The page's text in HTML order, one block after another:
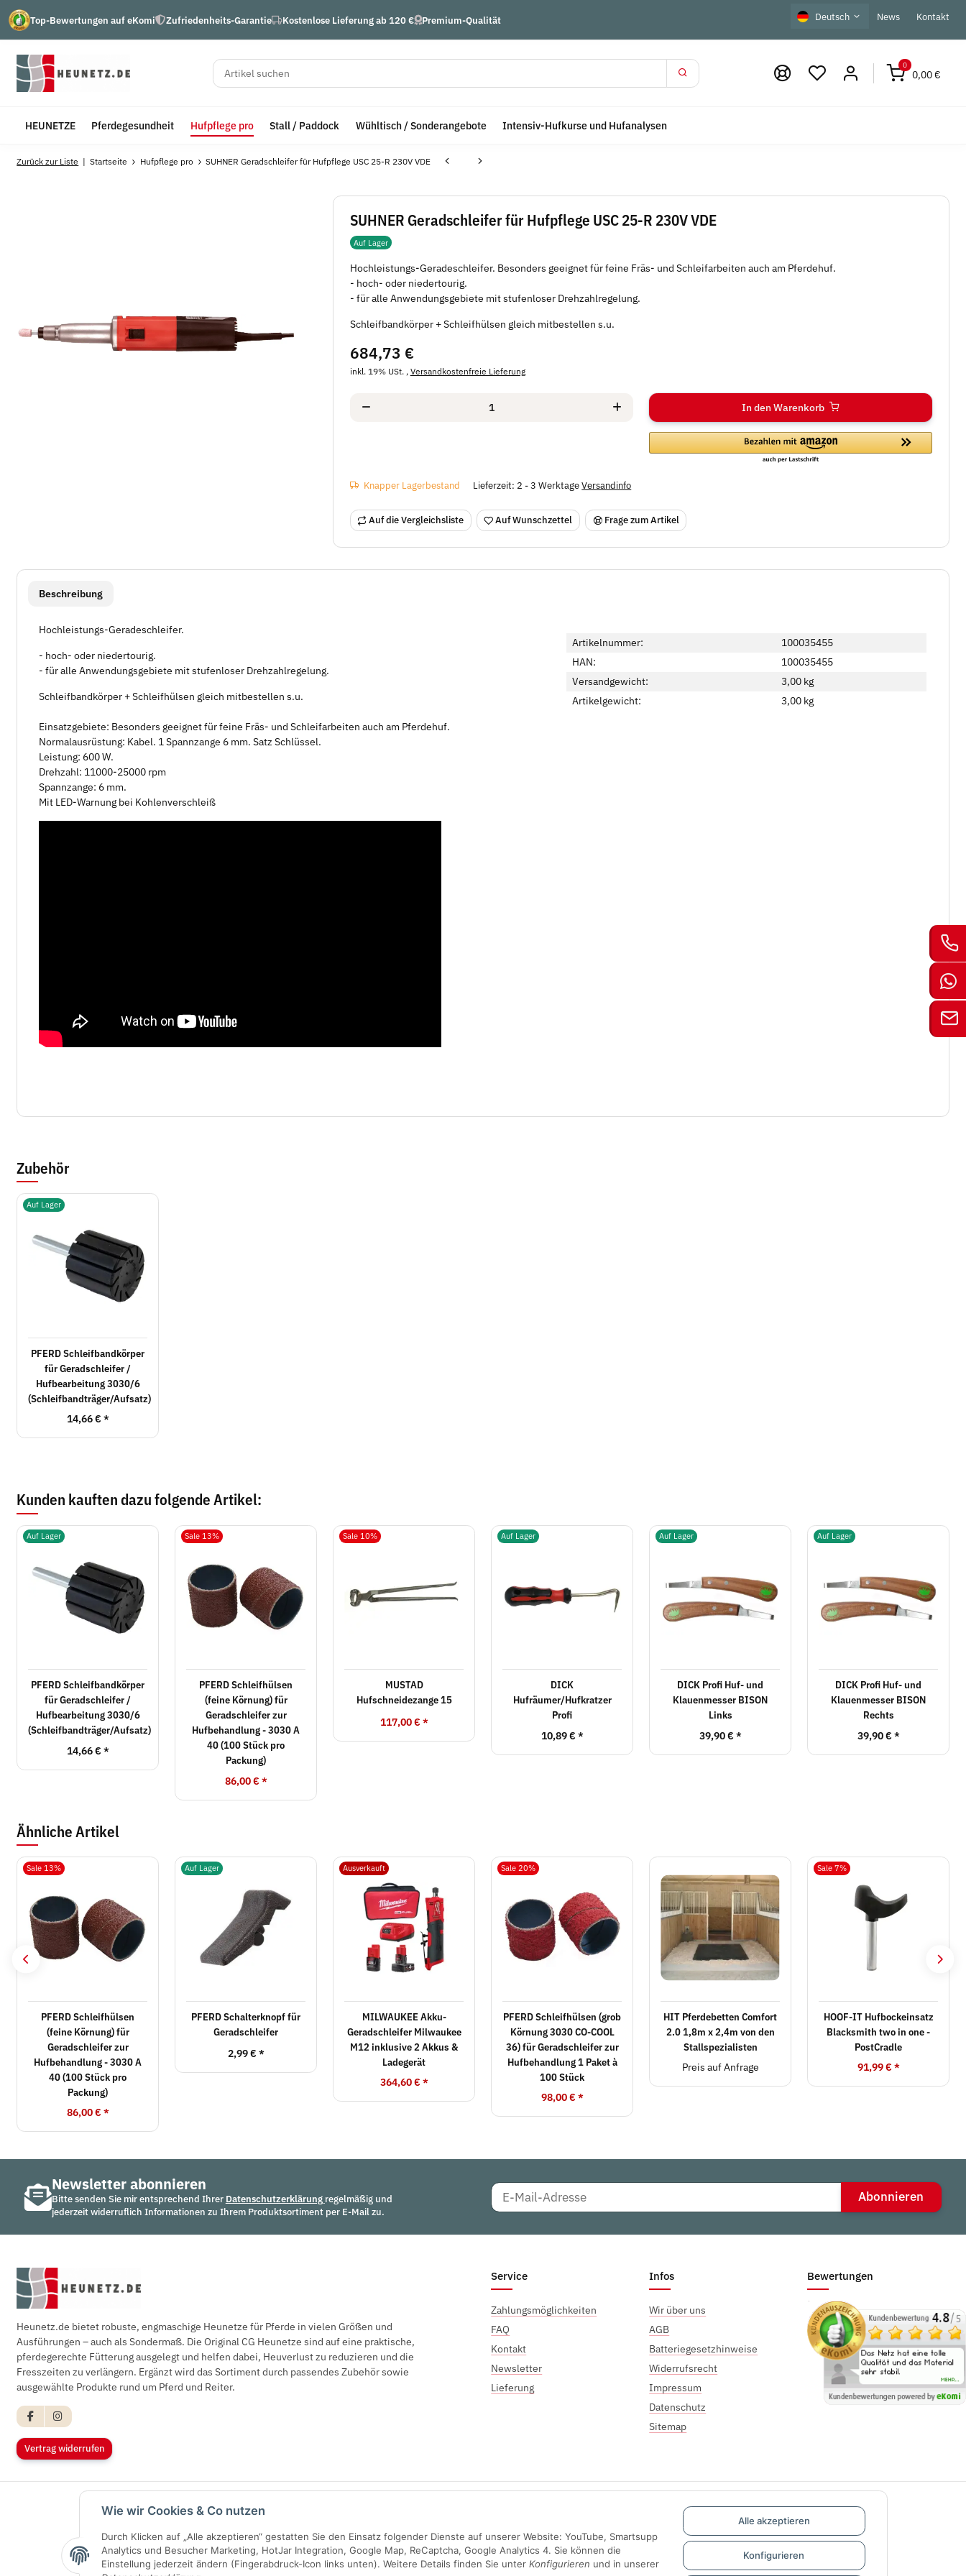
Wie wir Cookies & Co nutzen
Durch Klicken auf „Alle akzeptieren“ gestatten Sie den Einsatz folgender Dienste auf unserer Website: YouTube, Smartsupp
Analytics und Besucher Marketing, HotJar Integration, Google Map, ReCaptcha, Google Analytics 4. Sie können die
Einstellung jederzeit ändern (Fingerabdruck-Icon links unten). Weitere Details finden Sie unter Konfigurieren und in unserer
Alle akzeptieren
Konfigurieren
Deutsch News Kontakt
Top-Bewertungen auf eKomi Zufriedenheits-Garantie Kostenlose Lieferung ab 120 € Premium-Qualität
0
0,00 €
HEUNETZE Pferdegesundheit Hufpflege pro Stall / Paddock Wühltisch / Sonderangebote Intensiv-Hufkurse und Hufanalysen
Zurück zur Liste Startseite Hufpflege pro SUHNER Geradschleifer für Hufpflege USC 25-R 230V VDE
SUHNER Geradschleifer für Hufpflege USC 25-R 230V VDE
Auf Lager
Hochleistungs-Geradeschleifer. Besonders geeignet für feine Fräs- und Schleifarbeiten auch am Pferdehuf.
- hoch- oder niedertourig.
- für alle Anwendungsgebiete mit stufenloser Drehzahlregelung.
Schleifbandkörper + Schleifhülsen gleich mitbestellen s.u.
684,73 €
inkl. 19% USt. , Versandkostenfreie Lieferung
In den Warenkorb
Knapper Lagerbestand Lieferzeit: 2 - 3 WerktageVersandinfo
Auf die Vergleichsliste Auf Wunschzettel Frage zum Artikel
weitere Registerkarten anzeigen
Beschreibung
Hochleistungs-Geradeschleifer.
- hoch- oder niedertourig.
- für alle Anwendungsgebiete mit stufenloser Drehzahlregelung.
Schleifbandkörper + Schleifhülsen gleich mitbestellen s.u.
Einsatzgebiete: Besonders geeignet für feine Fräs- und Schleifarbeiten auch am Pferdehuf.
Normalausrüstung: Kabel. 1 Spannzange 6 mm. Satz Schlüssel.
Leistung: 600 W.
Drehzahl: 11000-25000 rpm
Spannzange: 6 mm.
Mit LED-Warnung bei Kohlenverschleiß
Artikelnummer:
100035455
HAN:
100035455
Versandgewicht:
3,00 kg
Artikelgewicht:
3,00 kg
Zubehör
Auf Lager
PFERD Schleifbandkörper
für Geradschleifer /
Hufbearbeitung 3030/6
(Schleifbandträger/Aufsatz)
14,66 € *
Kunden kauften dazu folgende Artikel:
Auf Lager
PFERD Schleifbandkörper
für Geradschleifer /
Hufbearbeitung 3030/6
(Schleifbandträger/Aufsatz)
14,66 € *
Sale 13%
PFERD Schleifhülsen
(feine Körnung) für
Geradschleifer zur
Hufbehandlung - 3030 A
40 (100 Stück pro
Packung)
86,00 € *
Sale 10%
MUSTAD
Hufschneidezange 15
117,00 € *
Auf Lager
DICK
Hufräumer/Hufkratzer
Profi
10,89 € *
Auf Lager
DICK Profi Huf- und
Klauenmesser BISON
Links
39,90 € *
Auf Lager
DICK Profi Huf- und
Klauenmesser BISON
Rechts
39,90 € *
Ähnliche Artikel
Sale 13%
PFERD Schleifhülsen
(feine Körnung) für
Geradschleifer zur
Hufbehandlung - 3030 A
40 (100 Stück pro
Packung)
86,00 € *
Auf Lager
PFERD Schalterknopf für
Geradschleifer
2,99 € *
Ausverkauft
MILWAUKEE Akku-
Geradschleifer Milwaukee
M12 inklusive 2 Akkus &
Ladegerät
364,60 € *
Sale 20%
PFERD Schleifhülsen (grob
Körnung 3030 CO-COOL
36) für Geradschleifer zur
Hufbehandlung 1 Paket à
100 Stück
98,00 € *
HIT Pferdebetten Comfort
2.0 1,8m x 2,4m von den
Stallspezialisten
Preis auf Anfrage
Sale 7%
HOOF-IT Hufbockeinsatz
Blacksmith two in one -
PostCradle
91,99 € *
Newsletter abonnieren
Bitte senden Sie mir entsprechend Ihrer Datenschutzerklärung regelmäßig und
jederzeit widerruflich Informationen zu Ihrem Produktsortiment per E-Mail zu.
Abonnieren
Heunetz.de bietet robuste, engmaschige Heunetze für Pferde in vielen Größen und
Ausführungen – auch als Sondermaß. Die Original CG Heunetze sind auf eine praktische,
pferdegerechte Fütterung ausgelegt und helfen dabei, Heuverlust zu reduzieren und die
Fresszeiten zu verlängern. Ergänzt wird das Sortiment durch passendes Zubehör sowie
ausgewählte Produkte rund um Pferd und Reiter.
Vertrag widerrufen
Service
Zahlungsmöglichkeiten
FAQ
Kontakt
Newsletter
Lieferung
Infos
Wir über uns
AGB
Batteriegesetzhinweise
Widerrufsrecht
Impressum
Datenschutz
Sitemap
Bewertungen